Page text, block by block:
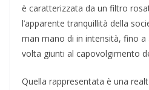
è caratterizzata da un filtro
l’apparente tranquillità della
man mano di in intensità, fino
volta giunti al capovolgimento
Quella rappresentata è una